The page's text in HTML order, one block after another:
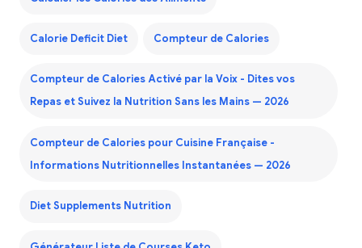
Calorie Deficit Diet Compteur de Calories
Compteur de Calories Activé par la Voix - Dites vos
Repas et Suivez la Nutrition Sans les Mains — 2026
Compteur de Calories pour Cuisine Française -
Informations Nutritionnelles Instantanées — 2026
Diet Supplements Nutrition